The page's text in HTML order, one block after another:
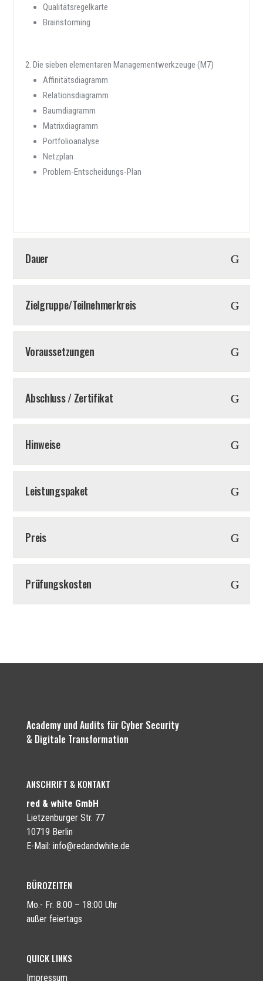
Qualitätsregelkarte
Brainstorming
Die sieben elementaren Managementwerkzeuge (M7)
Affinitätsdiagramm
Relationsdiagramm
Baumdiagramm
Matrixdiagramm
Portfolioanalyse
Netzplan
Problem-Entscheidungs-Plan
Dauer
Zielgruppe/Teilnehmerkreis
Voraussetzungen
Abschluss / Zertifikat
Hinweise
Leistungspaket
Preis
Prüfungskosten
Academy und Audits für Cyber Security
& Digitale Transformation
ANSCHRIFT & KONTAKT
red & white GmbH
Lietzenburger Str. 77
10719 Berlin
E-Mail: info@redandwhite.de
BÜROZEITEN
Mo.- Fr. 8:00 – 18:00 Uhr
außer feiertags
QUICK LINKS
Impressum